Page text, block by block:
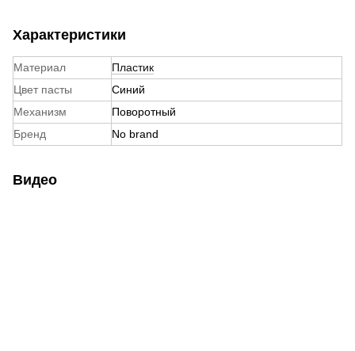
Характеристики
Материал
Пластик
Цвет пасты
Синий
Механизм
Поворотный
Бренд
No brand
Видео